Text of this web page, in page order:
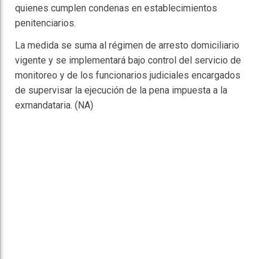
quienes cumplen condenas en establecimientos
penitenciarios.​
La medida se suma al régimen de arresto domiciliario
vigente y se implementará bajo control del servicio de
monitoreo y de los funcionarios judiciales encargados
de supervisar la ejecución de la pena impuesta a la
exmandataria. (NA)